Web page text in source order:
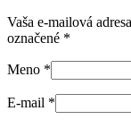
Vaša e-mailová
označené *
Meno *
E-mail *